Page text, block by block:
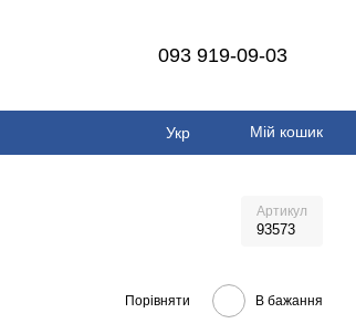
093 919-09-03
Укр Мій кошик
Артикул
93573
Порівняти В бажання